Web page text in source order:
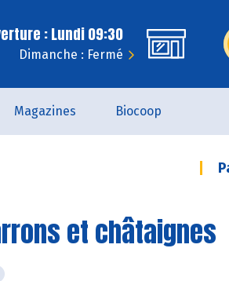
: Lundi 09:30
Dimanche : Fermé
Magazines Biocoop
et châtaignes